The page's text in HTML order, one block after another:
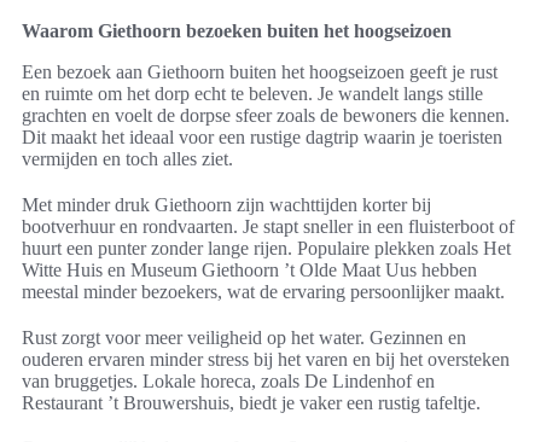
Waarom Giethoorn bezoeken buiten het hoogseizoen
Een bezoek aan Giethoorn buiten het hoogseizoen geeft je rust
en ruimte om het dorp echt te beleven. Je wandelt langs stille
grachten en voelt de dorpse sfeer zoals de bewoners die kennen.
Dit maakt het ideaal voor een rustige dagtrip waarin je toeristen
vermijden en toch alles ziet.
Met minder druk Giethoorn zijn wachttijden korter bij
bootverhuur en rondvaarten. Je stapt sneller in een fluisterboot of
huurt een punter zonder lange rijen. Populaire plekken zoals Het
Witte Huis en Museum Giethoorn ’t Olde Maat Uus hebben
meestal minder bezoekers, wat de ervaring persoonlijker maakt.
Rust zorgt voor meer veiligheid op het water. Gezinnen en
ouderen ervaren minder stress bij het varen en bij het oversteken
van bruggetjes. Lokale horeca, zoals De Lindenhof en
Restaurant ’t Brouwershuis, biedt je vaker een rustig tafeltje.